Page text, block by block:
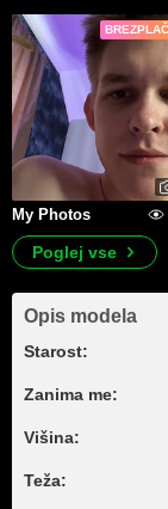
My Photos
Poglej vse
Opis modela
Starost:
Zanima me:
Višina:
Teža: